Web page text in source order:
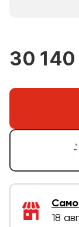
30 140
18